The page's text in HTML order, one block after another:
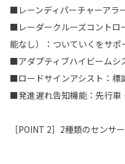
■レーンディパーチャーアラ
■レーダークルーズコントロ
能なし）：ついていくをサポ
■アダプティブハイビームシ
■ロードサインアシスト：標
■発進遅れ告知機能：先行車
［POINT 2］2種類のセンサ